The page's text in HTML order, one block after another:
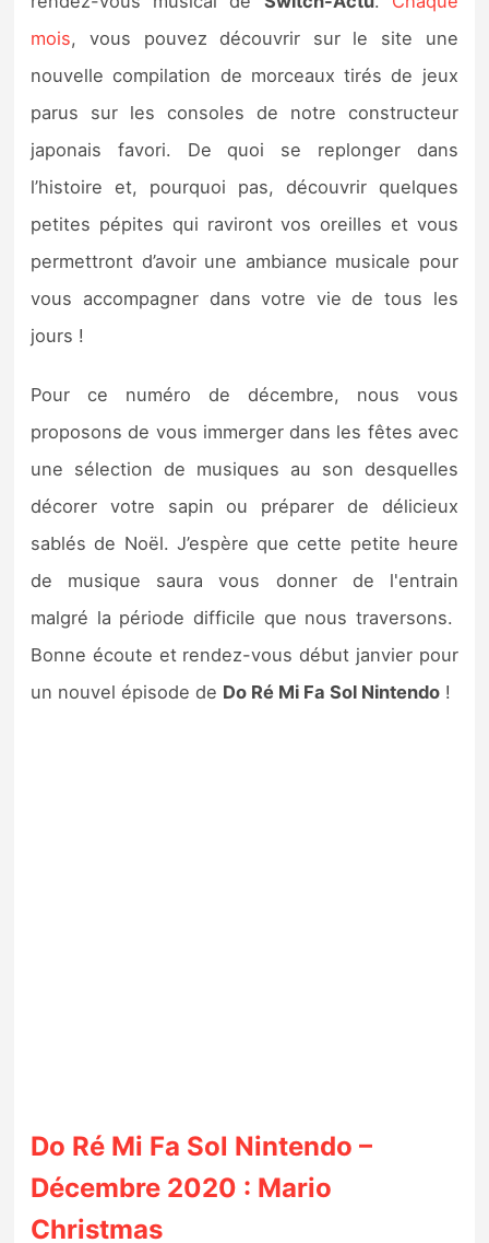
Autres tests
Previews
Précommandes
Précommandes jeux Switch 2
Bons plans
mois, vous pouvez découvrir sur le site une
nouvelle compilation de morceaux tirés de jeux
parus sur les consoles de notre constructeur
japonais favori. De quoi se replonger dans
l’histoire et, pourquoi pas, découvrir quelques
petites pépites qui raviront vos oreilles et vous
permettront d’avoir une ambiance musicale pour
vous accompagner dans votre vie de tous les
jours !
Pour ce numéro de décembre, nous vous
proposons de vous immerger dans les fêtes avec
une sélection de musiques au son desquelles
décorer votre sapin ou préparer de délicieux
sablés de Noël. J’espère que cette petite heure
de musique saura vous donner de l'entrain
malgré la période difficile que nous traversons.
Bonne écoute et rendez-vous début janvier pour
un nouvel épisode de Do Ré Mi Fa Sol Nintendo !
Do Ré Mi Fa Sol Nintendo –
Décembre 2020 : Mario
Christmas